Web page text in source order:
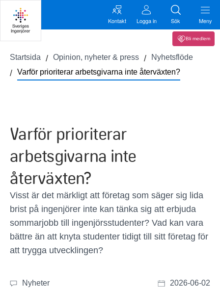
Kontakt Logga in Sök Meny
Bli medlem
Startsida Opinion, nyheter & press
Nyhetsflöde
Varför prioriterar arbetsgivarna inte återväxten?
Varför prioriterar
arbetsgivarna inte
återväxten?
Visst är det märkligt att företag som säger sig lida
brist på ingenjörer inte kan tänka sig att erbjuda
sommarjobb till ingenjörsstudenter? Vad kan vara
bättre än att knyta studenter tidigt till sitt företag för
att trygga utvecklingen?
Nyheter 2026-06-02